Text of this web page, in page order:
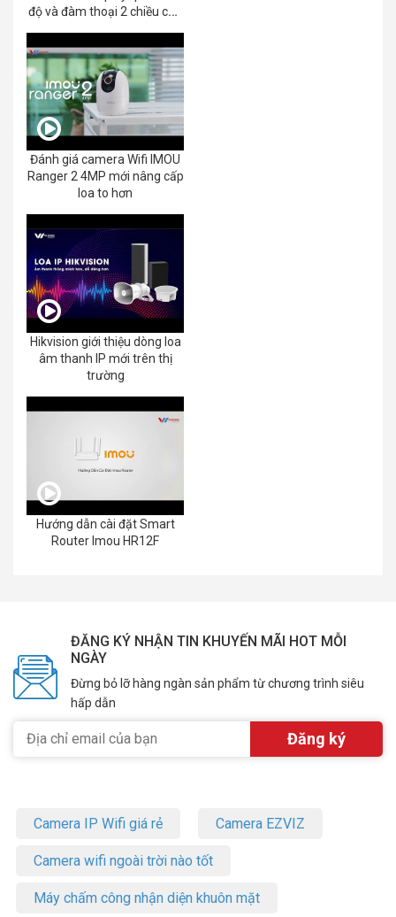
độ và đàm thoại 2 chiều của
Đánh giá camera Wifi IMOU
Ranger 2 4MP mới nâng cấp
loa to hơn
Hikvision giới thiệu dòng loa
âm thanh IP mới trên thị
trường
Hướng dẫn cài đặt Smart
Router Imou HR12F
ĐĂNG KÝ NHẬN TIN KHUYẾN MÃI HOT MỖI
NGÀY
Đừng bỏ lỡ hàng ngàn sản phẩm từ chương trình siêu
hấp dẫn
Camera IP Wifi giá rẻ Camera EZVIZ
Camera wifi ngoài trời nào tốt
Máy chấm công nhận diện khuôn mặt